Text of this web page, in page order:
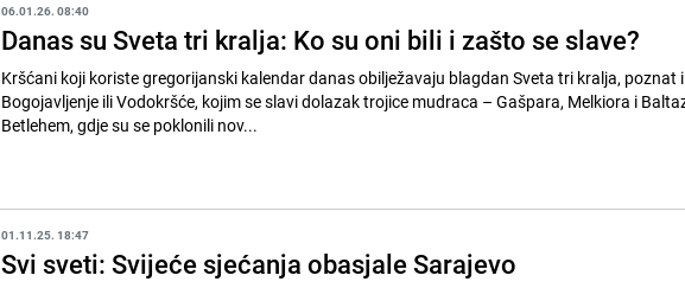
06.01.26. 08:40
Danas su Sveta tri kralja: Ko su oni bili i zašto se slave?
Kršćani koji koriste gregorijanski kalendar danas obilježavaju blagdan Sveta tri kralja, poznat
Bogojavljenje ili Vodokršće, kojim se slavi dolazak trojice mudraca – Gašpara, Melkiora i
Betlehem, gdje su se poklonili nov...
01.11.25. 18:47
Svi sveti: Svijeće sjećanja obasjale Sarajevo